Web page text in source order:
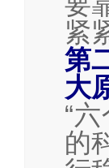
紧
第
大
“
的